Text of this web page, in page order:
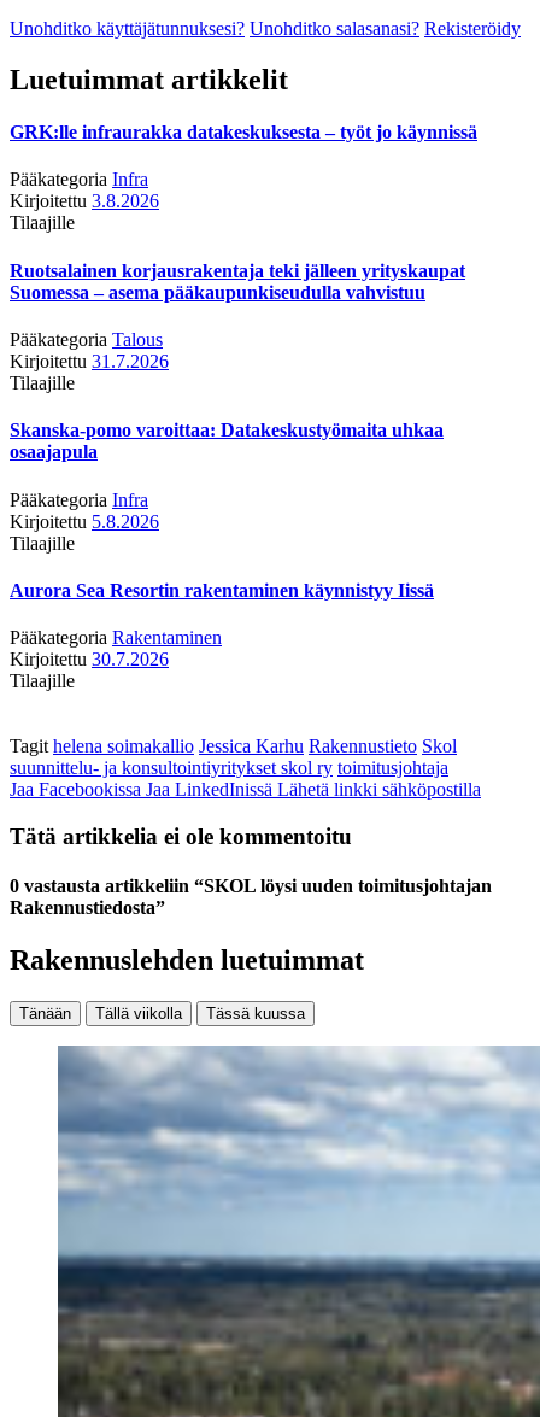
Unohditko käyttäjätunnuksesi? Unohditko salasanasi? Rekisteröidy
Luetuimmat artikkelit
GRK:lle infraurakka datakeskuksesta – työt jo käynnissä
Pääkategoria Infra
Kirjoitettu 3.8.2026
Tilaajille
Ruotsalainen korjausrakentaja teki jälleen yrityskaupat
Suomessa – asema pääkaupunkiseudulla vahvistuu
Pääkategoria Talous
Kirjoitettu 31.7.2026
Tilaajille
Skanska-pomo varoittaa: Datakeskustyömaita uhkaa
osaajapula
Pääkategoria Infra
Kirjoitettu 5.8.2026
Tilaajille
Aurora Sea Resortin rakentaminen käynnistyy Iissä
Pääkategoria Rakentaminen
Kirjoitettu 30.7.2026
Tilaajille
Tagit helena soimakallio Jessica Karhu Rakennustieto Skol
suunnittelu- ja konsultointiyritykset skol ry toimitusjohtaja
Jaa Facebookissa Jaa LinkedInissä Lähetä linkki sähköpostilla
Tätä artikkelia ei ole kommentoitu
0 vastausta artikkeliin “SKOL löysi uuden toimitusjohtajan
Rakennustiedosta”
Rakennuslehden luetuimmat
Tänään Tällä viikolla Tässä kuussa